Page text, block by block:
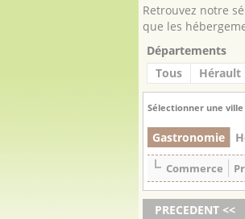
Retrouvez notre
que les
Départements
Tous
Hérault
Sélectionner une ville
Gastronomie
Commerce
PRECEDENT <<